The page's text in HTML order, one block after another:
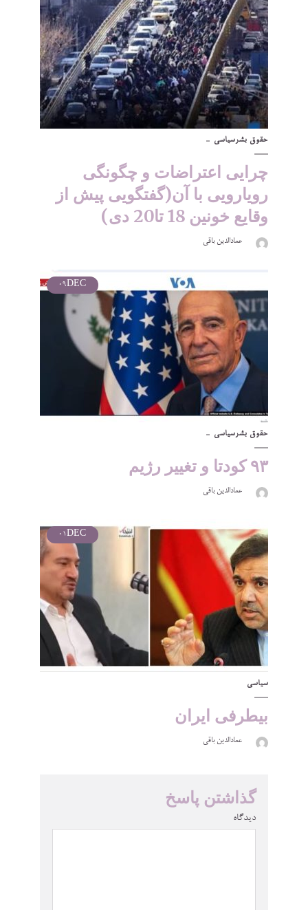
حقوق بشرسیاسی
چرایی اعتراضات و چگونگی
رویارویی با آن(گفتگویی پیش از
وقایع خونین 18 تا20 دی)
عمادالدین باقی
DEC
09
حقوق بشرسیاسی
۹۳ کودتا و تغییر رژیم
عمادالدین باقی
DEC
01
سیاسی
بیطرفی ایران
عمادالدین باقی
گذاشتن پاسخ
دیدگاه